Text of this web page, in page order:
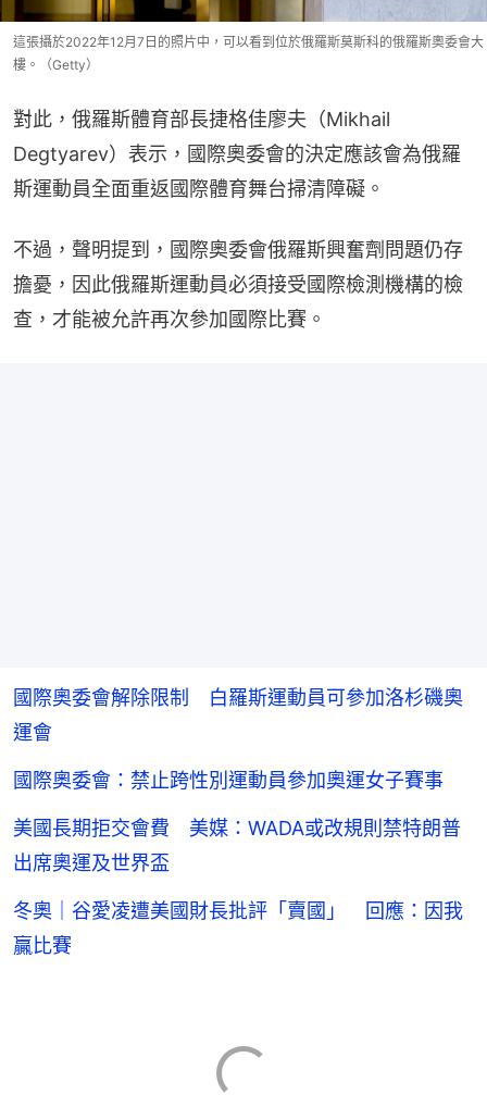
這張攝於2022年12月7日的照片中，可以看到位於俄羅斯莫斯科的俄羅斯奧委會大
樓。（Getty）
對此，俄羅斯體育部長捷格佳廖夫（Mikhail
Degtyarev）表示，國際奧委會的決定應該會為俄羅
斯運動員全面重返國際體育舞台掃清障礙。
不過，聲明提到，國際奧委會俄羅斯興奮劑問題仍存
擔憂，因此俄羅斯運動員必須接受國際檢測機構的檢
查，才能被允許再次參加國際比賽。
國際奧委會解除限制 白羅斯運動員可參加洛杉磯奧
運會
國際奧委會：禁止跨性別運動員參加奧運女子賽事
美國長期拒交會費 美媒：WADA或改規則禁特朗普
出席奧運及世界盃
冬奧｜谷愛凌遭美國財長批評「賣國」 回應：因我
贏比賽